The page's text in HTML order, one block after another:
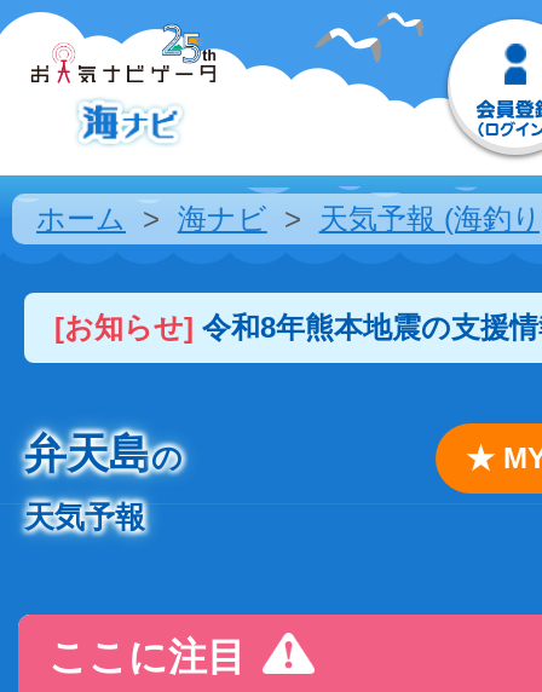
ホーム 海ナビ 天気予報 (海釣
[お知らせ] 令和8年熊本地震の支援
弁天島の
天気予報
★
ここに注目